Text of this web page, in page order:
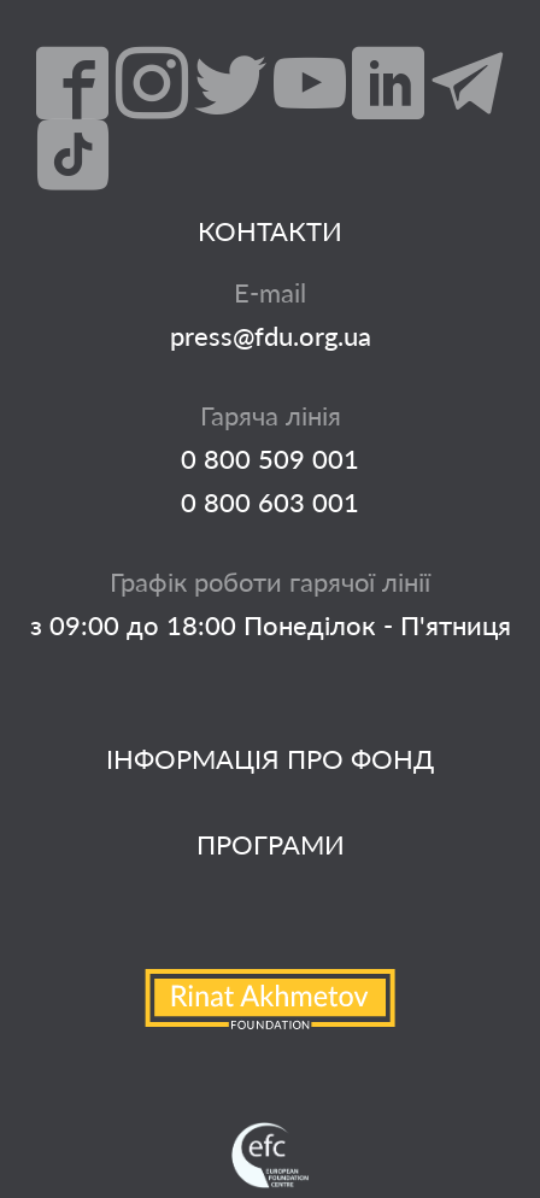
ІНФОРМАЦІЯ ПРО ФОНД
ПРОГРАМИ
КОНТАКТИ
E-mail
press@fdu.org.ua
Гаряча лінія
0 800 509 001
0 800 603 001
Графік роботи гарячої лінії
з 09:00 до 18:00 Понеділок - П'ятниця